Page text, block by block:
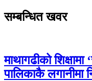
सम्बन्धित खवर
माथागढीको
पालिकाकै लगानीमा